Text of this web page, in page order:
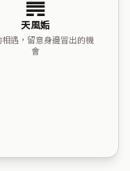
天風姤
相遇，留意身邊冒出的機
會